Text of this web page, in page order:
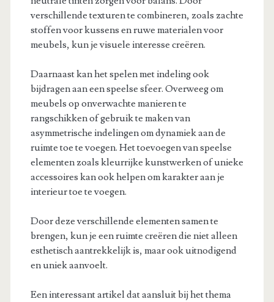
verschillende texturen te combineren, zoals zachte
stoffen voor kussens en ruwe materialen voor
meubels, kun je visuele interesse creëren.
Daarnaast kan het spelen met indeling ook
bijdragen aan een speelse sfeer. Overweeg om
meubels op onverwachte manieren te
rangschikken of gebruik te maken van
asymmetrische indelingen om dynamiek aan de
ruimte toe te voegen. Het toevoegen van speelse
elementen zoals kleurrijke kunstwerken of unieke
accessoires kan ook helpen om karakter aan je
interieur toe te voegen.
Door deze verschillende elementen samen te
brengen, kun je een ruimte creëren die niet alleen
esthetisch aantrekkelijk is, maar ook uitnodigend
en uniek aanvoelt.
Een interessant artikel dat aansluit bij het thema